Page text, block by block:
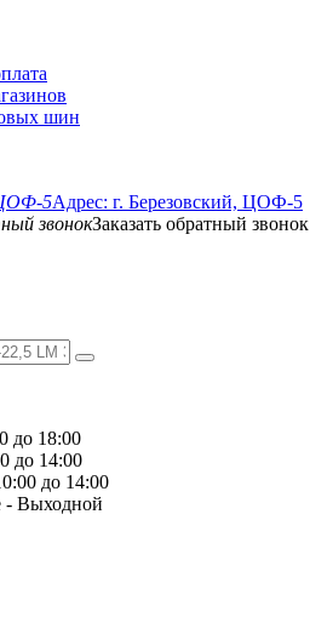
шин
Адрес: г. Березовский, ЦОФ-5
Заказать обратный звонок
до 18:00
до 14:00
до 14:00
- Выходной